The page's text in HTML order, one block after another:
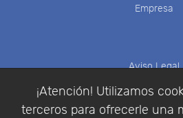
¡Atención! Utilizamos
terceros para ofrecerle una
Empresa
Aviso Legal
Política de